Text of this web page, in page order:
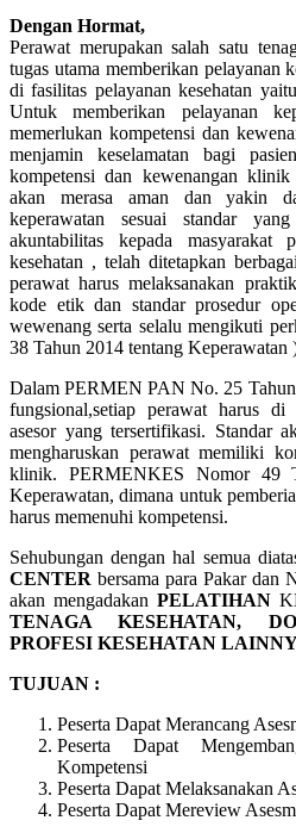
Dengan Hormat,
Perawat merupakan salah satu
tugas utama memberikan pelayanan
di fasilitas pelayanan kesehatan
Untuk memberikan pelayanan
memerlukan kompetensi dan
menjamin keselamatan bagi
kompetensi dan kewenangan
akan merasa aman dan yakin
keperawatan sesuai standar
akuntabilitas kepada masyarakat
kesehatan , telah ditetapkan
perawat harus melaksanakan
kode etik dan standar prosedur
wewenang serta selalu mengikuti
38 Tahun 2014 tentang Keperawatan
Dalam PERMEN PAN No. 25
fungsional,setiap perawat harus
asesor yang tersertifikasi. Standar
mengharuskan perawat memiliki
klinik. PERMENKES Nomor 49
Keperawatan, dimana untuk
harus memenuhi kompetensi.
Sehubungan dengan hal semua
CENTER bersama para Pakar dan
akan mengadakan PELATIHAN
TENAGA KESEHATAN,
PROFESI KESEHATAN
TUJUAN :
Peserta Dapat Merancang
Peserta Dapat
Kompetensi
Peserta Dapat Melaksanakan
Peserta Dapat Mereview